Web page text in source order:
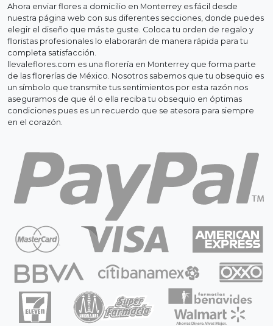
Ahora enviar flores a domicilio en Monterrey es fácil desde
nuestra página web con sus diferentes secciones, donde puedes
elegir el diseño que más te guste. Coloca tu orden de regalo y
floristas profesionales lo elaborarán de manera rápida para tu
completa satisfacción.
llevaleflores.com es una florería en Monterrey que forma parte
de las florerías de México. Nosotros sabemos que tu obsequio es
un símbolo que transmite tus sentimientos por esta razón nos
aseguramos de que él o ella reciba tu obsequio en óptimas
condiciones pues es un recuerdo que se atesora para siempre
en el corazón.